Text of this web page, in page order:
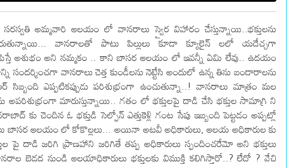
అమ్మవారి ఆలయం లో వానరాలు స్వైర విహారం చేస్తున్నాయి..భక్తులను
వానరాలతో పాటు పిల్లులు కూడా క్యూలైన్ లలో యదేచ్చగా
అశుభం అని నమ్మకం .. కాని బాసర ఆలయం లో ఇవన్నీ ఏమి లేవు.. ఉదయం
వానరాలు చెత్త కుండీలను నెట్టేసి అందులో ఉన్న తిను బండారాలను
ఎప్పటికప్పుడు పరిశుభ్రంగా ఉంచుతున్నా..! వానరాలు మాత్రం మల
మారుస్తున్నాయి.. గతం లో భక్తులపై దాడి చేసి భక్తుల సామాగ్రి ని
కు చెందిన ఓ భక్తుడి సెల్ఫోన్ ఎత్తుకెళ్లి గంట సేపు ఇబ్బంది పెట్టడం అప్పట్లో
లు బాసర ఆలయం లో కోకొల్లలు... అయినా అటవీ అధికారులు, ఆలయ అధికారుల కు
పై దాడి జరిగి ప్రాణహాని జరిగితే తప్ప అధికారులు స్పందించరేమో అని భక్తులు
బెడద నుండి ఆలయాధికారులు భక్తులకు విముక్తి కలిగిస్తారో..? లేదో ? వేచి